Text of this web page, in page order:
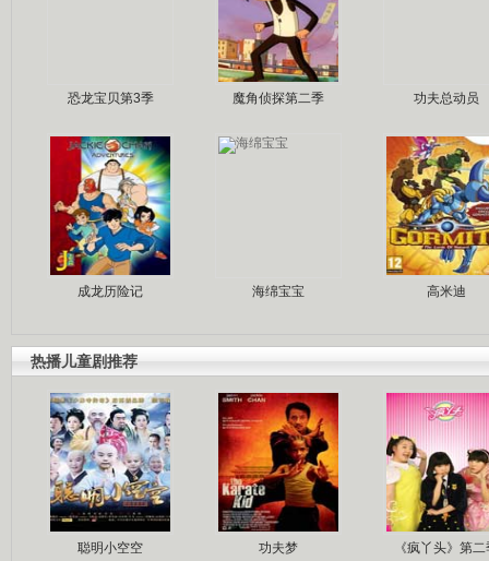
恐龙宝贝第3季 魔角侦探第二季 功夫总动员
成龙历险记 海绵宝宝 高米迪
热播儿童剧推荐
聪明小空空 功夫梦 《疯丫头》第二